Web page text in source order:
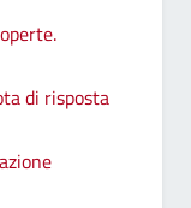
di risposta